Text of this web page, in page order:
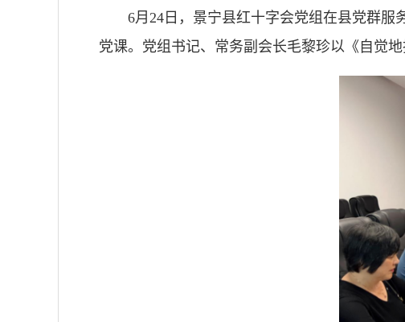
6月24日，景宁县红十字会党组在县党群
党课。党组书记、常务副会长毛黎珍以《自觉